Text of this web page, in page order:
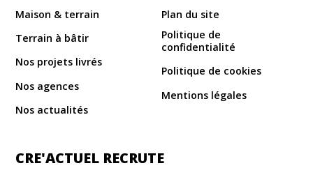
Maison & terrain
Terrain à bâtir
Nos projets livrés
Nos agences
Nos actualités
Plan du site
Politique de
confidentialité
Politique de cookies
Mentions légales
CRE'ACTUEL RECRUTE